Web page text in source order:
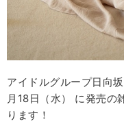
アイドルグループ日向
月18日（水） に発売
ります！